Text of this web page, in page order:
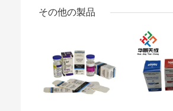
その他の製品